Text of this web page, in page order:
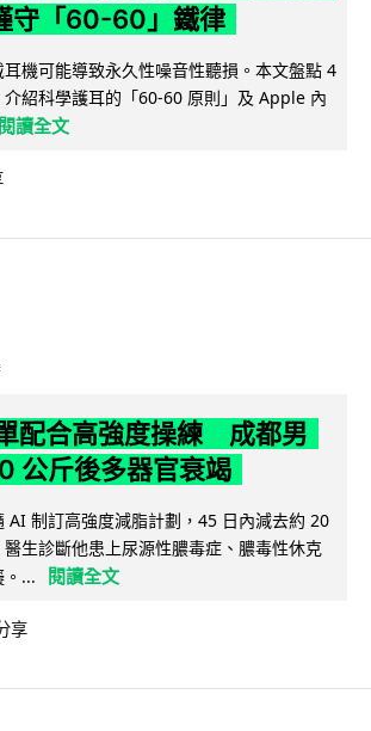
守「60-60」鐵律
機可能導致永久性噪音性聽損。本文盤點 4
紹科學護耳的「60-60 原則」及 Apple 內
閱讀全文
配合高強度操練 成都男
公斤後多器官衰竭
AI 制訂高強度減脂計劃，45 日內減去約 20
生診斷他患上尿源性膿毒症、膿毒性休克
。...
閱讀全文
享